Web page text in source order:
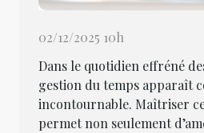
02/12/2025 10h
Dans le quotidien effréné
gestion du temps apparaît
incontournable. Maîtriser
permet non seulement